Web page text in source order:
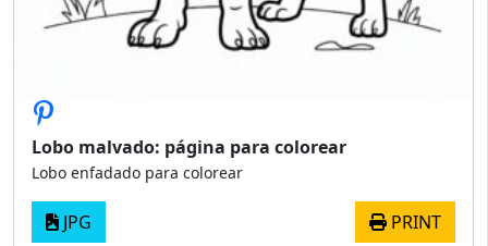
Lobo malvado: página para colorear
Lobo enfadado para colorear
JPG PRINT